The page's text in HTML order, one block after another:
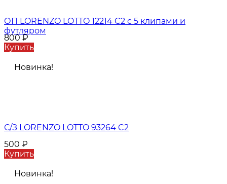
ОП LORENZO LOTTO 12214 C2 с 5 клипами и
футляром
800₽
Купить
Новинка!
С/З LORENZO LOTTO 93264 C2
500 ₽
Купить
Новинка!